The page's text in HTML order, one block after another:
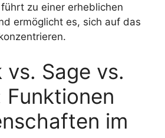
zu einer erheblichen
ermöglicht es, sich auf das
vs. Sage vs.
Funktionen
im